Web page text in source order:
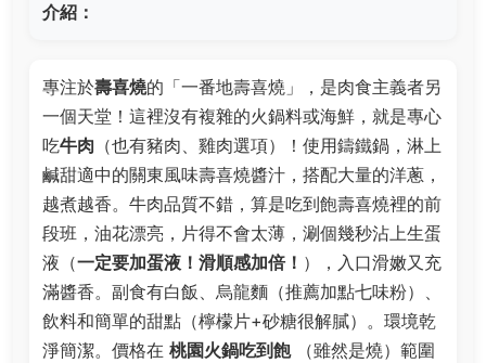
介紹：
專注於壽喜燒的「一番地壽喜燒」，是肉食主義者另
一個天堂！這裡沒有複雜的火鍋料或海鮮，就是專心
吃牛肉 （也有豬肉、雞肉選項）！使用鑄鐵鍋，淋上
鹹甜適中的關東風味壽喜燒醬汁，搭配大量的洋蔥，
越煮越香。牛肉品質不錯，算是吃到飽壽喜燒裡的前
段班，油花漂亮，片得不會太薄，涮個幾秒沾上生蛋
液（一定要加蛋液！滑順感加倍！ ），入口滑嫩又充
滿醬香。副食有白飯、烏龍麵（推薦加點七味粉）、
飲料和簡單的甜點（檸檬片+砂糖很解膩）。環境乾
淨簡潔。價格在 桃園火鍋吃到飽（雖然是燒）範圍